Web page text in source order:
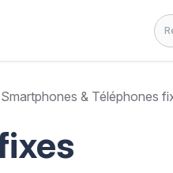
Smartphones & Téléphones